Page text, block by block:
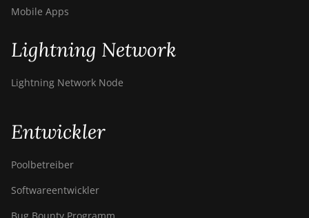
Mobile Apps
Lightning Network
Lightning Network Node
Entwickler
Poolbetreiber
Softwareentwickler